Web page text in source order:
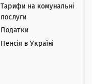
Тарифи на комунальні
послуги
Податки
Пенсія в Україні